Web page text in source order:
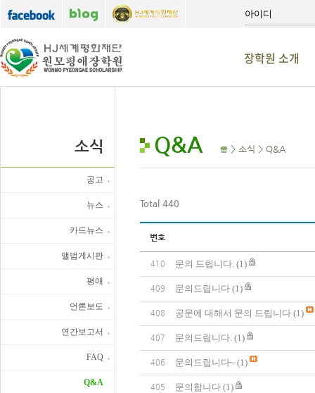
장학원 소개
소식
공고
뉴스
카드뉴스
앨범게시판
평애
언론보도
연간보고서
FAQ
Q&A
Q&A > 소식 > Q&A
Total 440
번호
410 문의 드립니다. (1)
409 문의드립니다 (1)
408 공문에 대해서 문의 드립니다 (1)
407 문의드립니다. (1)
406 문의드립니다~ (1)
405 문의합니다 (1)